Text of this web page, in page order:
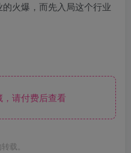
火爆，而先入局这个行业
请付费后查看
载。